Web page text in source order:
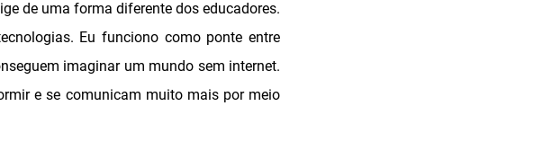
de uma forma diferente dos educadores.
Eu funciono como ponte entre
imaginar um mundo sem internet.
e se comunicam muito mais por meio